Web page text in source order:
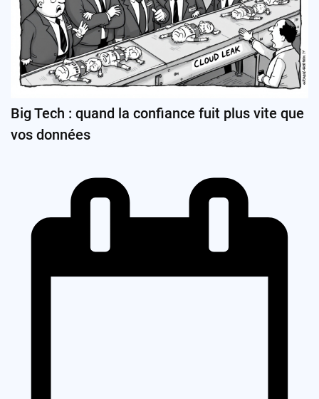
Big Tech : quand la confiance fuit plus vite que
vos données